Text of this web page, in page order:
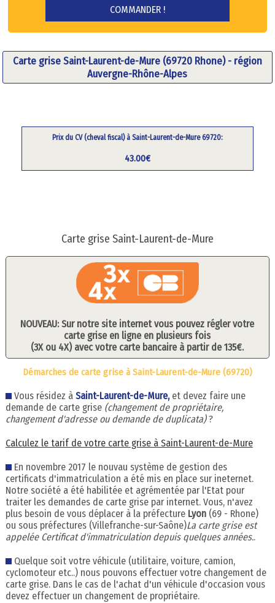
Carte grise Saint-Laurent-de-Mure (69720 Rhone) - région
Auvergne-Rhône-Alpes
Prix du CV (cheval fiscal) à Saint-Laurent-de-Mure 69720:
43.00€
Carte grise Saint-Laurent-de-Mure
NOUVEAU: Sur notre site internet vous pouvez régler votre
carte grise en ligne en plusieurs fois
(3X ou 4X) avec votre carte bancaire à partir de 135€.
Démarches de carte grise à Saint-Laurent-de-Mure (69720)
Vous résidez à Saint-Laurent-de-Mure, et devez faire une
demande de carte grise (changement de propriétaire,
changement d'adresse ou demande de duplicata)?
Calculez le tarif de votre carte grise à Saint-Laurent-de-Mure
En novembre 2017 le nouvau système de gestion des
certificats d'immatriculation a été mis en place sur ineternet.
Notre société a été habilitée et agrémentée par l'Etat pour
traiter les demandes de carte grise par internet. Vous, n'avez
plus besoin de vous déplacer à la préfecture Lyon(69 - Rhone)
ou sous préfectures (Villefranche-sur-Saône)La carte grise est
appelée Certificat d'immatriculation depuis quelques années..
Quelque soit votre véhicule (utilitaire, voiture, camion,
cyclomoteur etc..) nous pouvons effectuer votre changement de
carte grise. Dans le cas de l'achat d'un véhicule d'occasion vous
devez effectuer un changement de propriétaire.